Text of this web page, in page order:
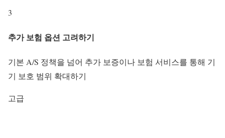
3
추가 보험 옵션 고려하기
기본 A/S 정책을 넘어 추가 보증이나 보험 서비스를 통해 기
기 보호 범위 확대하기
고급